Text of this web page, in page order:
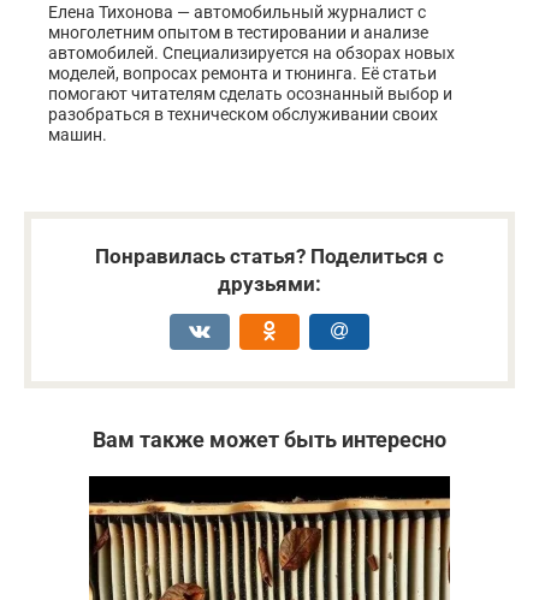
Елена Тихонова — автомобильный журналист с
многолетним опытом в тестировании и анализе
автомобилей. Специализируется на обзорах новых
моделей, вопросах ремонта и тюнинга. Её статьи
помогают читателям сделать осознанный выбор и
разобраться в техническом обслуживании своих
машин.
Понравилась статья? Поделиться с
друзьями:
Вам также может быть интересно